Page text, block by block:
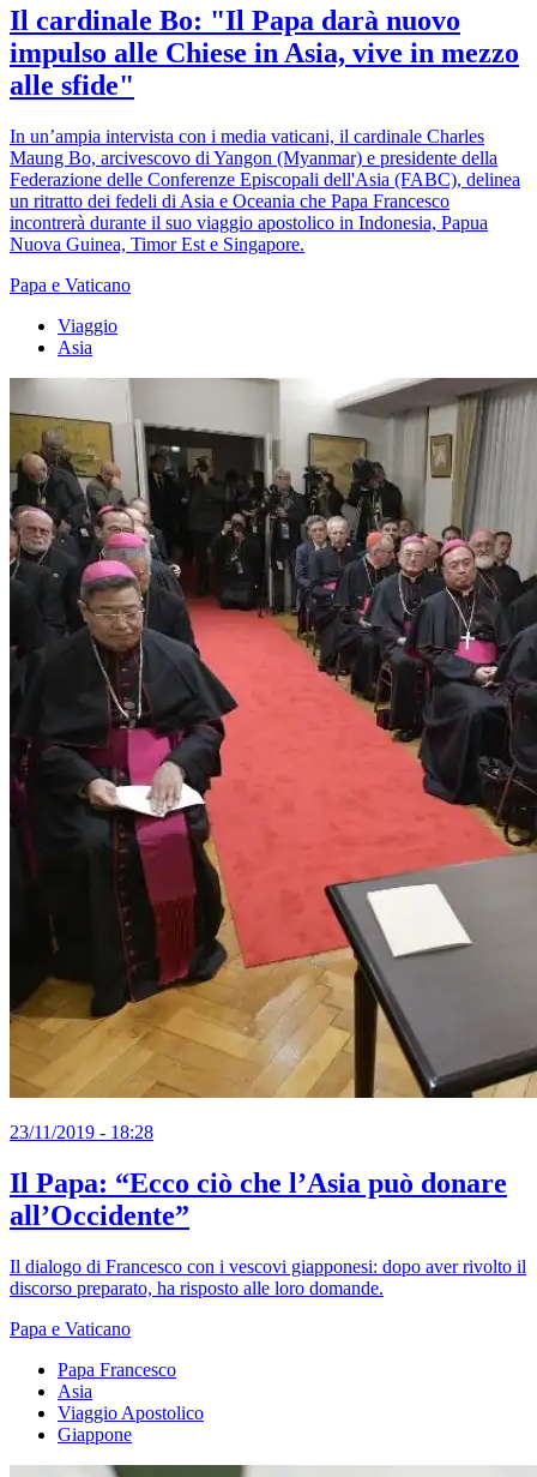
Il cardinale Bo: "Il Papa darà nuovo
impulso alle Chiese in Asia, vive in mezzo
alle sfide"
In un’ampia intervista con i media vaticani, il cardinale Charles
Maung Bo, arcivescovo di Yangon (Myanmar) e presidente della
Federazione delle Conferenze Episcopali dell'Asia (FABC), delinea
un ritratto dei fedeli di Asia e Oceania che Papa Francesco
incontrerà durante il suo viaggio apostolico in Indonesia, Papua
Nuova Guinea, Timor Est e Singapore.
Papa e Vaticano
Viaggio
Asia
23/11/2019 - 18:28
Il Papa: “Ecco ciò che l’Asia può donare
all’Occidente”
Il dialogo di Francesco con i vescovi giapponesi: dopo aver rivolto il
discorso preparato, ha risposto alle loro domande.
Papa e Vaticano
Papa Francesco
Asia
Viaggio Apostolico
Giappone